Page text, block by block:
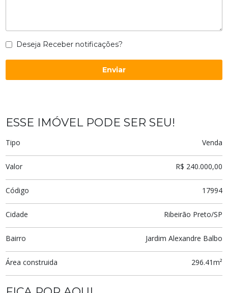
Deseja Receber notificações?
Enviar
ESSE IMÓVEL PODE SER SEU!
Tipo Venda
Valor R$ 240.000,00
Código 17994
Cidade Ribeirão Preto/SP
Bairro Jardim Alexandre Balbo
Área construida 296.41m²